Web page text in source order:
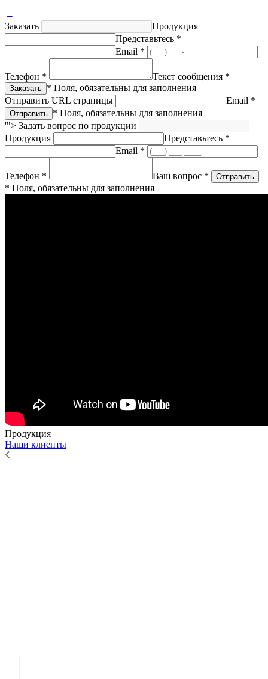
→
Заказать
Продукция
Представьтесь *
Email *
Телефон *
Текст сообщения *
* Поля, обязательны для заполнения
Отправить URL страницы
Email *
* Поля, обязательны для заполнения
'"> Задать вопрос по продукции
Продукция
Представьтесь *
Email *
Телефон *
Ваш вопрос *
* Поля, обязательны для заполнения
Продукция
Наши клиенты